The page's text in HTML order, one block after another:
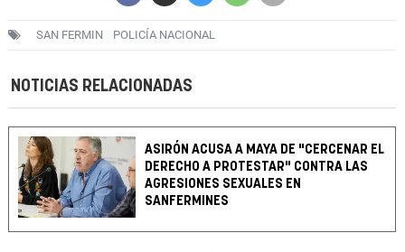
SAN FERMIN POLICÍA NACIONAL
NOTICIAS RELACIONADAS
ASIRÓN ACUSA A MAYA DE "CERCENAR EL
DERECHO A PROTESTAR" CONTRA LAS
AGRESIONES SEXUALES EN
SANFERMINES